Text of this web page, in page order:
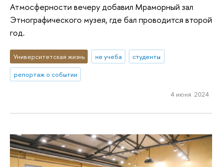
Атмосферности вечеру добавил Мраморный зал
Этнографического музея, где бал проводится второй
год.
Университетская жизнь не учеба
студенты
репортаж о событии
4 июня 2024